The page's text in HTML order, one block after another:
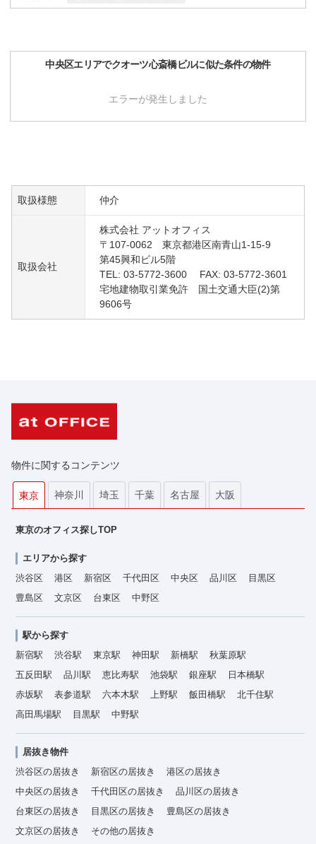
中央区エリアでクオーツ心斎橋ビルに似た条件の物件
エラーが発生しました
取扱様態 仲介
取扱会社
株式会社 アットオフィス
〒107-0062 東京都港区南青山1-15-9
第45興和ビル5階
TEL: 03-5772-3600 FAX: 03-5772-3601
宅地建物取引業免許 国土交通大臣(2)第
9606号
物件に関するコンテンツ
東京 神奈川 埼玉 千葉 名古屋 大阪
東京のオフィス探しTOP
エリアから探す
渋谷区
港区 新宿区 千代田区 中央区 品川区
目黒区
豊島区
文京区 台東区 中野区
駅から探す
新宿駅
渋谷駅 東京駅 神田駅 新橋駅
秋葉原駅
五反田駅
品川駅 恵比寿駅 池袋駅 銀座駅
日本橋駅
赤坂駅
表参道駅 六本木駅 上野駅 飯田橋駅
北千住駅
高田馬場駅
目黒駅 中野駅
居抜き物件
渋谷区の居抜き
新宿区の居抜き
港区の居抜き
中央区の居抜き
千代田区の居抜き
品川区の居抜き
台東区の居抜き
目黒区の居抜き
豊島区の居抜き
文京区の居抜き
その他の居抜き